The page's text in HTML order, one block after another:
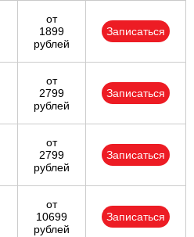
от
1899
рублей
Записаться
от
2799
рублей
Записаться
от
2799
рублей
Записаться
от
10699
рублей
Записаться